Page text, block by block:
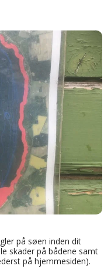
på søen inden dit
skader på bådene samt
på hjemmesiden).